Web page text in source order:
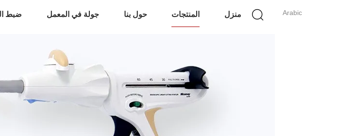
Arabic منزل المنتجات حول بنا جولة في المعمل ضبط